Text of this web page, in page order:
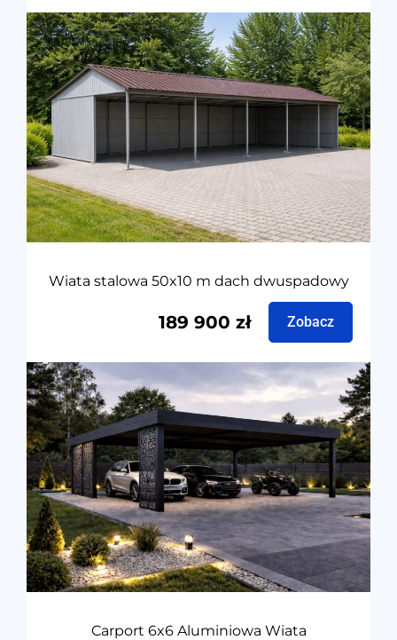
Wiata stalowa 50x10 m dach dwuspadowy
189 900 zł Zobacz
Carport 6x6 Aluminiowa Wiata